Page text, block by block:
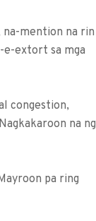
mention na rin
e-extort sa mga
congestion,
na ng
pa ring